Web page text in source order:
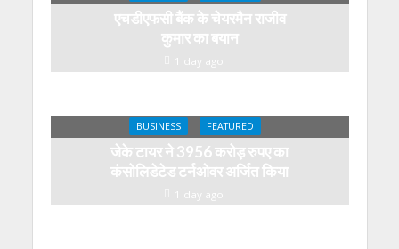
एचडीएफसी बैंक के चेयरमैन राजीव
कुमार का बयान
1 day ago
BUSINESS FEATURED
जेके टायर ने 3956 करोड़ रुपए का
कंसोलिडेटेड टर्नओवर अर्जित किया
1 day ago